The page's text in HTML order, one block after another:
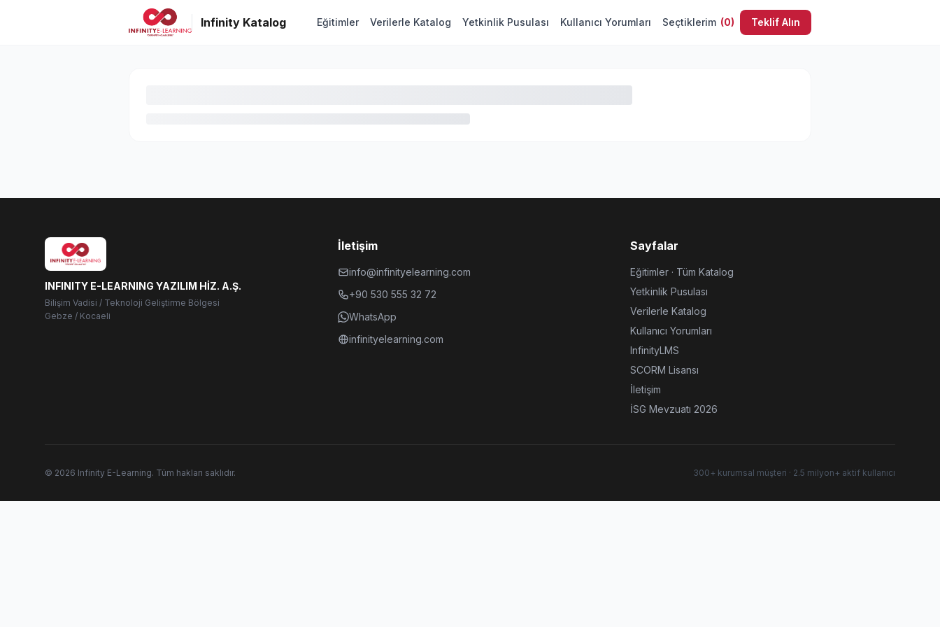
Infinity Katalog Eğitimler Verilerle Katalog Yetkinlik Pusulası Kullanıcı Yorumları Seçtiklerim (0) Teklif Alın
INFINITY E-LEARNING YAZILIM HİZ. A.Ş.
Bilişim Vadisi / Teknoloji Geliştirme Bölgesi
Gebze / Kocaeli
İletişim
info@infinityelearning.com
+90 530 555 32 72
WhatsApp
infinityelearning.com
Sayfalar
Eğitimler · Tüm Katalog
Yetkinlik Pusulası
Verilerle Katalog
Kullanıcı Yorumları
InfinityLMS
SCORM Lisansı
İletişim
İSG Mevzuatı 2026
© 2026 Infinity E-Learning. Tüm hakları saklıdır. 300+ kurumsal müşteri · 2.5 milyon+ aktif kullanıcı